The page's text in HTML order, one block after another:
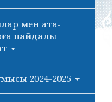
мен ата-
пайдалы
2024-2025